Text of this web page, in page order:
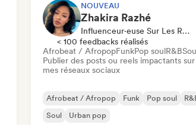
NOUVEAU
Zhakira Razhé
Influenceur·euse Sur Les Réseaux Sociaux
< 100 feedbacks réalisés
Afrobeat / AfropopFunkPop soulR&B
Publier des posts ou reels impactants sur
mes réseaux sociaux
Afrobeat / Afropop Funk Pop soul
Soul
Urban pop